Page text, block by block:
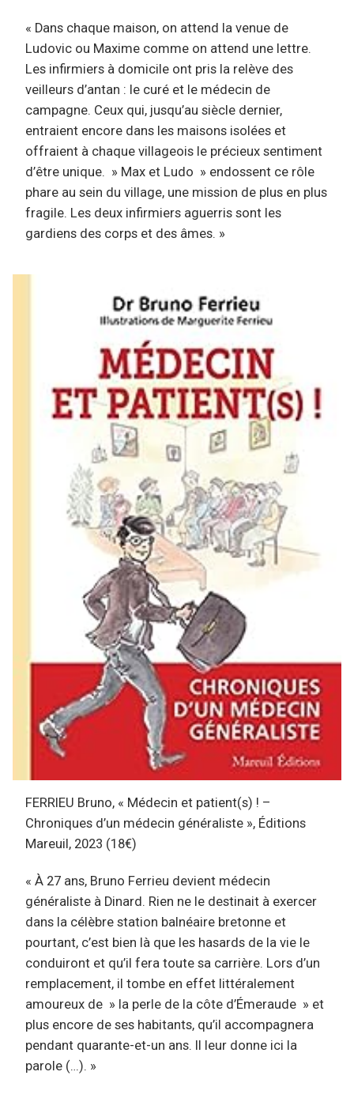
« Dans chaque maison, on attend la venue de
Ludovic ou Maxime comme on attend une lettre.
Les infirmiers à domicile ont pris la relève des
veilleurs d’antan : le curé et le médecin de
campagne. Ceux qui, jusqu’au siècle dernier,
entraient encore dans les maisons isolées et
offraient à chaque villageois le précieux sentiment
d’être unique. » Max et Ludo » endossent ce rôle
phare au sein du village, une mission de plus en plus
fragile. Les deux infirmiers aguerris sont les
gardiens des corps et des âmes. »
FERRIEU Bruno, « Médecin et patient(s) ! –
Chroniques d’un médecin généraliste », Éditions
Mareuil, 2023 (18€)
« À 27 ans, Bruno Ferrieu devient médecin
généraliste à Dinard. Rien ne le destinait à exercer
dans la célèbre station balnéaire bretonne et
pourtant, c’est bien là que les hasards de la vie le
conduiront et qu’il fera toute sa carrière. Lors d’un
remplacement, il tombe en effet littéralement
amoureux de » la perle de la côte d’Émeraude » et
plus encore de ses habitants, qu’il accompagnera
pendant quarante-et-un ans. Il leur donne ici la
parole (…). »